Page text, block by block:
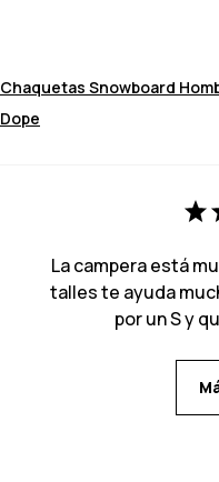
Chaquetas Snowboard
Dope
La campera está
talles te ayuda
por un S y